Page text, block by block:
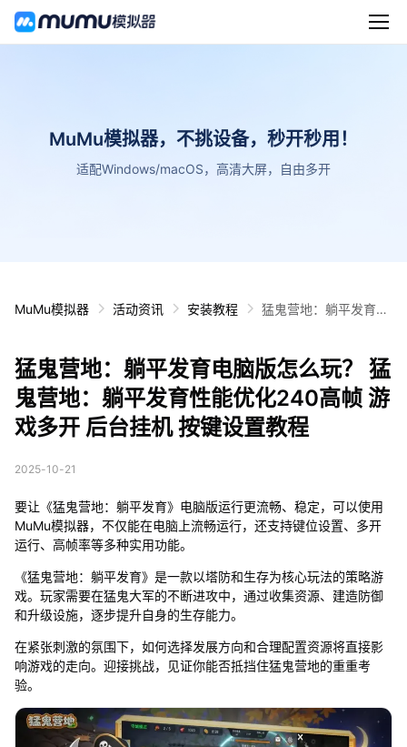
MuMu模拟器，不挑设备，秒开秒用！
适配Windows/macOS，高清大屏，自由多开
MuMu模拟器 活动资讯 安装教程
猛鬼营地：躺平发育电
240高帧 游戏多开 后
台挂机 按键设置教程
猛鬼营地：躺平发育电脑版怎么玩？ 猛
鬼营地：躺平发育性能优化240高帧 游
戏多开 后台挂机 按键设置教程
2025-10-21
要让《猛鬼营地：躺平发育》电脑版运行更流畅、稳定，可以使用
MuMu模拟器，不仅能在电脑上流畅运行，还支持键位设置、多开
运行、高帧率等多种实用功能。
《猛鬼营地：躺平发育》是一款以塔防和生存为核心玩法的策略游
戏。玩家需要在猛鬼大军的不断进攻中，通过收集资源、建造防御
和升级设施，逐步提升自身的生存能力。
在紧张刺激的氛围下，如何选择发展方向和合理配置资源将直接影
响游戏的走向。迎接挑战，见证你能否抵挡住猛鬼营地的重重考
验。